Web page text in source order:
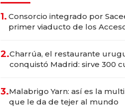
1. Consorcio integrado por
primer viaducto de los
2.Charrúa, el restaurante
conquistó Madrid: sirve 300
3.Malabrigo Yarn: así es la
que le da de tejer al mundo